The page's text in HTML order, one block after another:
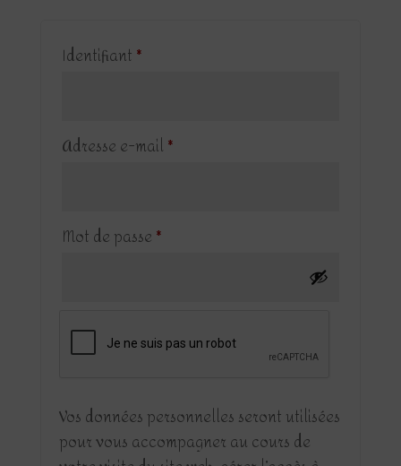
Identifiant*Obligatoire
Adresse e-mail*Obligatoire
Mot de passe*Obligatoire
Vos données personnelles seront utilisées
pour vous accompagner au cours de